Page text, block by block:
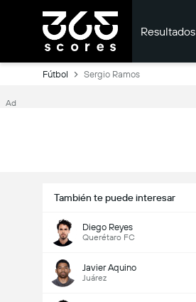
Resultados
Fútbol Sergio Ramos
Ad
También te puede interesar
Diego Reyes
Querétaro FC
Javier Aquino
Juárez